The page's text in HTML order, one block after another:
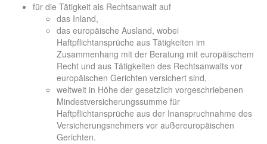
für die Tätigkeit als Rechtsanwalt auf
das Inland,
das europäische Ausland, wobei
Haftpflichtansprüche aus Tätigkeiten im
Zusammenhang mit der Beratung mit europäischem
Recht und aus Tätigkeiten des Rechtsanwalts vor
europäischen Gerichten versichert sind,
weltweit in Höhe der gesetzlich vorgeschriebenen
Mindestversicherungssumme für
Haftpflichtansprüche aus der Inanspruchnahme des
Versicherungsnehmers vor außereuropäischen
Gerichten.